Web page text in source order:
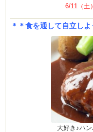
6/11（土
＊＊食を通して自立し
大好き♪ハ